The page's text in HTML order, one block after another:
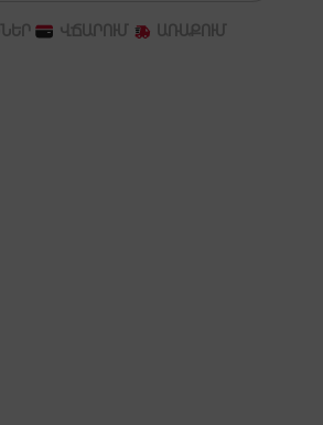
ՎՃԱՐՈՒՄ ԱՌԱՔՈՒՄ